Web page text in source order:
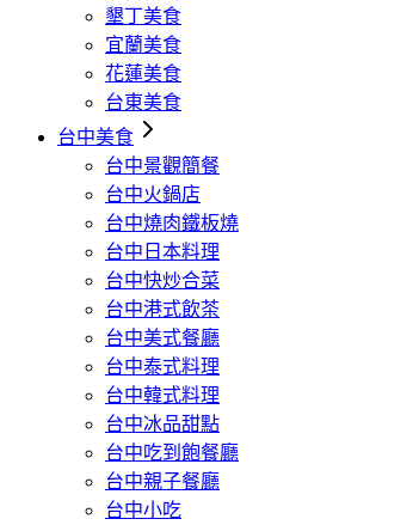
墾丁美食
宜蘭美食
花蓮美食
台東美食
台中美食
台中景觀簡餐
台中火鍋店
台中燒肉鐵板燒
台中日本料理
台中快炒合菜
台中港式飲茶
台中美式餐廳
台中泰式料理
台中韓式料理
台中冰品甜點
台中吃到飽餐廳
台中親子餐廳
台中小吃